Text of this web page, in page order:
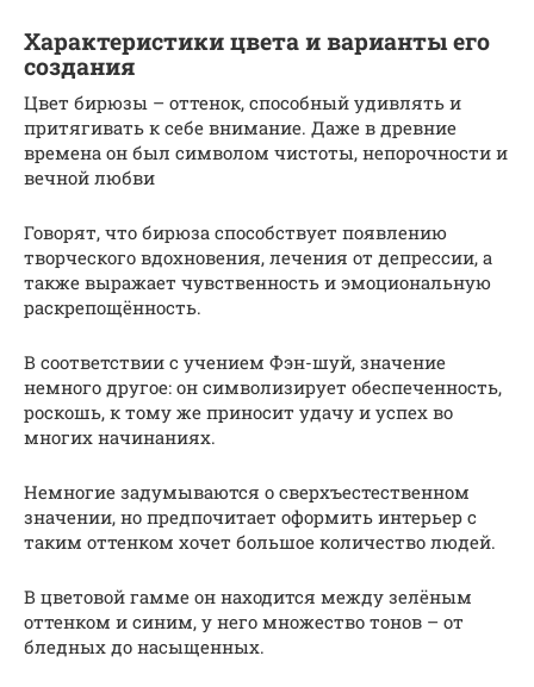
Характеристики цвета и варианты его
создания
Цвет бирюзы – оттенок, способный удивлять и
притягивать к себе внимание. Даже в древние
времена он был символом чистоты, непорочности и
вечной любви
Говорят, что бирюза способствует появлению
творческого вдохновения, лечения от депрессии, а
также выражает чувственность и эмоциональную
раскрепощённость.
В соответствии с учением Фэн-шуй, значение
немного другое: он символизирует обеспеченность,
роскошь, к тому же приносит удачу и успех во
многих начинаниях.
Немногие задумываются о сверхъестественном
значении, но предпочитает оформить интерьер с
таким оттенком хочет большое количество людей.
В цветовой гамме он находится между зелёным
оттенком и синим, у него множество тонов – от
бледных до насыщенных.